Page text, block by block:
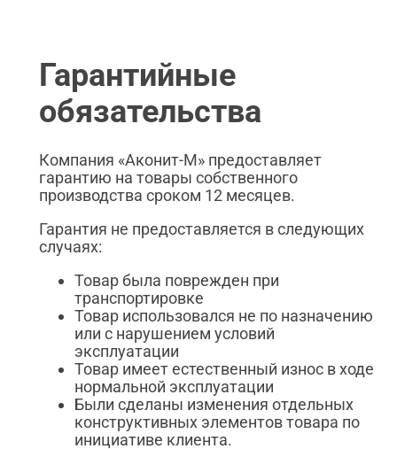
Гарантийные
обязательства
Компания «Аконит-М» предоставляет
гарантию на товары собственного
производства сроком 12 месяцев.
Гарантия не предоставляется в следующих
случаях:
Товар была поврежден при
транспортировке
Товар использовался не по назначению
или с нарушением условий
эксплуатации
Товар имеет естественный износ в ходе
нормальной эксплуатации
Были сделаны изменения отдельных
конструктивных элементов товара по
инициативе клиента.